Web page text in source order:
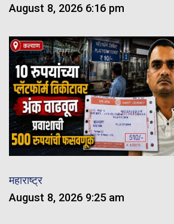
August 8, 2026 6:16 pm
महाराष्ट्र
August 8, 2026 9:25 am